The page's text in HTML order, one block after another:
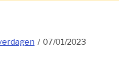
/ 07/01/2023